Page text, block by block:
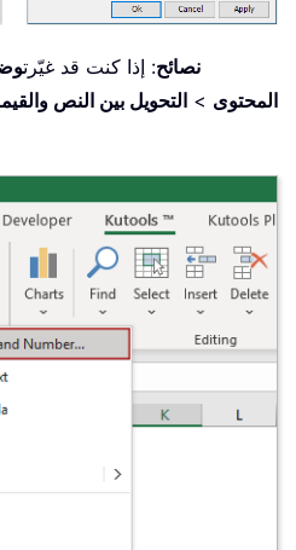
نصائح: إذا كنت قد غيّرت
المحتوى > التحويل بين النص